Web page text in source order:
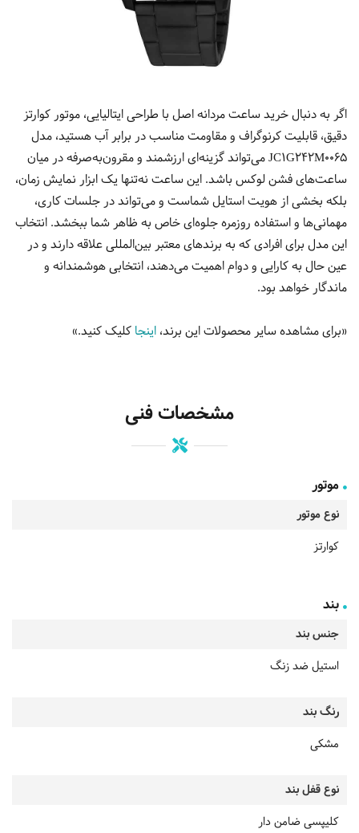
اگر به دنبال خرید ساعت مردانه اصل با طراحی ایتالیایی، موتور کوارتز
دقیق، قابلیت کرنوگراف و مقاومت مناسب در برابر آب هستید، مدل
JC1G242M0065 می‌تواند گزینه‌ای ارزشمند و مقرون‌به‌صرفه در میان
ساعت‌های فشن لوکس باشد. این ساعت نه‌تنها یک ابزار نمایش زمان،
بلکه بخشی از هویت استایل شماست و می‌تواند در جلسات کاری،
مهمانی‌ها و استفاده روزمره جلوه‌ای خاص به ظاهر شما ببخشد. انتخاب
این مدل برای افرادی که به برندهای معتبر بین‌المللی علاقه دارند و در
عین حال به کارایی و دوام اهمیت می‌دهند، انتخابی هوشمندانه و
ماندگار خواهد بود.
«برای مشاهده سایر محصولات این برند، اینجا کلیک کنید.»
مشخصات فنی
موتور
نوع موتور
کوارتز
بند
جنس بند
استیل ضد زنگ
رنگ بند
مشکی
نوع قفل بند
کلیپسی ضامن دار